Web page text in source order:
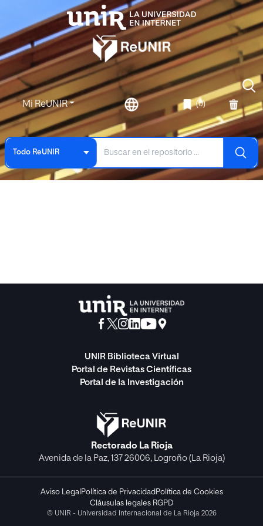
Mi ReUNIR (0)
Todo ReUNIR
UNIR Biblioteca Virtual
Portal de Revistas Científicas
Portal de la Investigación
Rectorado La Rioja
Avenida de la Paz, 137 26006, Logroño (La Rioja)
Aviso Legal Política de Privacidad Política de Cookies
Cláusulas legales RGPD
© UNIR - Universidad Internacional de La Rioja 2026